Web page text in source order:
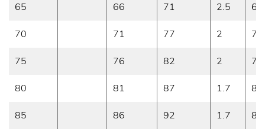
65 66 71 2.5 65
70 71 77 2 70
75 76 82 2 75
80 81 87 1.7 80
85 86 92 1.7 85